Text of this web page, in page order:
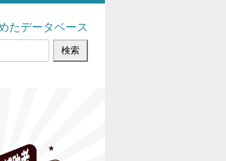
たデータベース